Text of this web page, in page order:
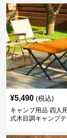
¥5,490 (税込)
キャンプ用品 四人
式木目調キャンプ